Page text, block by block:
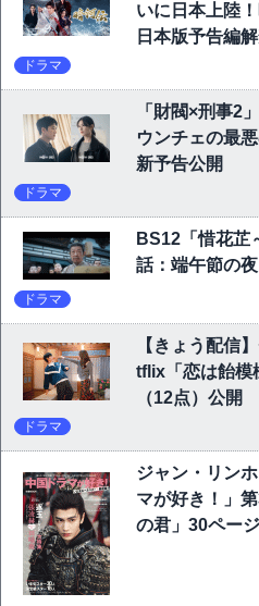
いに日本上陸
日本版予告編
ドラマ
「財閥×刑事2
ウンチェの最
新予告公開
ドラマ
BS12「惜花芷
話：端午節の
ドラマ
【きょう配信
tflix「恋は飴模
（12点）公開
ドラマ
ジャン・リン
マが好き！」
の君」30ペー